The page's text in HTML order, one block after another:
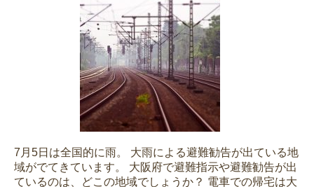
7月5日は全国的に雨。 大雨による避難勧告が出ている地
域がでてきています。 大阪府で避難指示や避難勧告が出
ているのは、どこの地域でしょうか？ 電車での帰宅は大